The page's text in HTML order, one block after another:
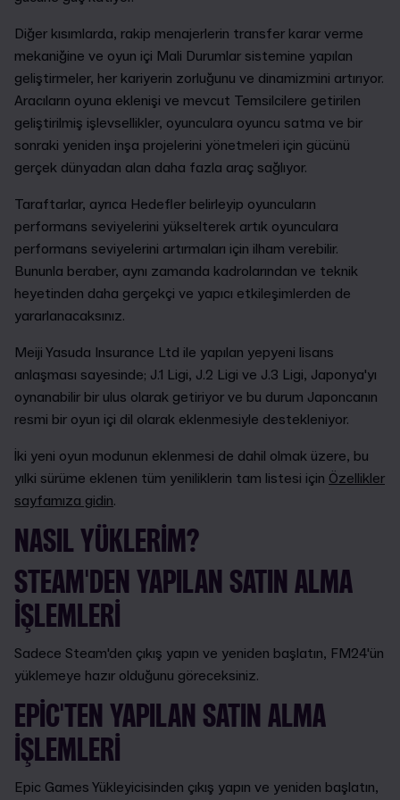
Diğer kısımlarda, rakip menajerlerin transfer karar verme
mekaniğine ve oyun içi Mali Durumlar sistemine yapılan
geliştirmeler, her kariyerin zorluğunu ve dinamizmini artırıyor.
Aracıların oyuna eklenişi ve mevcut Temsilcilere getirilen
geliştirilmiş işlevsellikler, oyunculara oyuncu satma ve bir
sonraki yeniden inşa projelerini yönetmeleri için gücünü
gerçek dünyadan alan daha fazla araç sağlıyor.
Taraftarlar, ayrıca Hedefler belirleyip oyuncuların
performans seviyelerini yükselterek artık oyunculara
performans seviyelerini artırmaları için ilham verebilir.
Bununla beraber, aynı zamanda kadrolarından ve teknik
heyetinden daha gerçekçi ve yapıcı etkileşimlerden de
yararlanacaksınız.
Meiji Yasuda Insurance Ltd ile yapılan yepyeni lisans
anlaşması sayesinde; J.1 Ligi, J.2 Ligi ve J.3 Ligi, Japonya'yı
oynanabilir bir ulus olarak getiriyor ve bu durum Japoncanın
resmi bir oyun içi dil olarak eklenmesiyle destekleniyor.
İki yeni oyun modunun eklenmesi de dahil olmak üzere, bu
yılki sürüme eklenen tüm yeniliklerin tam listesi için Özellikler
sayfamıza gidin.
NASIL YÜKLERIM?
STEAM'DEN YAPILAN SATIN ALMA
IŞLEMLERI
Sadece Steam'den çıkış yapın ve yeniden başlatın, FM24'ün
yüklemeye hazır olduğunu göreceksiniz.
EPIC'TEN YAPILAN SATIN ALMA
IŞLEMLERI
Epic Games Yükleyicisinden çıkış yapın ve yeniden başlatın,